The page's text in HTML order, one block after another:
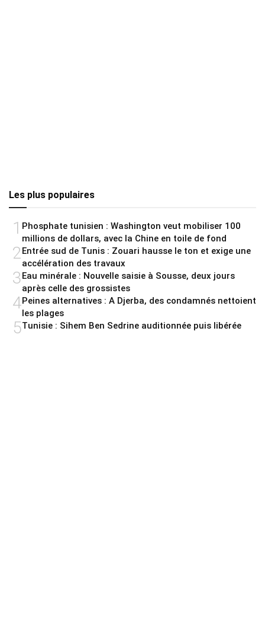
Les plus populaires
1 Phosphate tunisien : Washington veut mobiliser 100
millions de dollars, avec la Chine en toile de fond
2 Entrée sud de Tunis : Zouari hausse le ton et exige une
accélération des travaux
3 Eau minérale : Nouvelle saisie à Sousse, deux jours
après celle des grossistes
4Peines alternatives : A Djerba, des condamnés nettoient
les plages
5Tunisie : Sihem Ben Sedrine auditionnée puis libérée